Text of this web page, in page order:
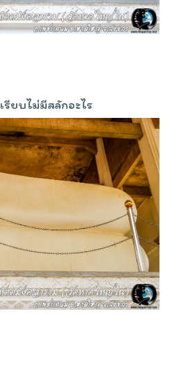
รียบไม่มีสลักอะไร